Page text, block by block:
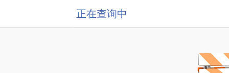
正在查询中